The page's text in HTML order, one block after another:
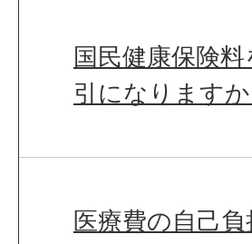
国民健康保険
引になりますか
医療費の自己